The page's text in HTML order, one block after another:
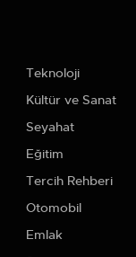
Teknoloji
Kültür ve Sanat
Seyahat
Eğitim
Tercih Rehberi
Otomobil
Emlak